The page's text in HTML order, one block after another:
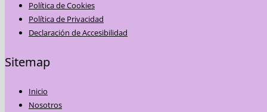
Política de Cookies
Política de Privacidad
Declaración de Accesibilidad
Sitemap
Inicio
Nosotros